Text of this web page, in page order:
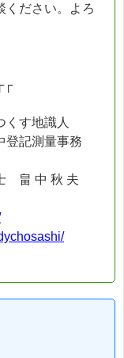
ください。よろ
くす地識人
記測量事務
畠 中 秋 夫